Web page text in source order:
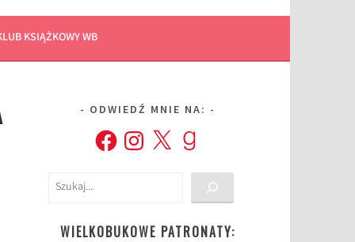
KSIĄŻKOWY WB
ODWIEDŹ MNIE NA:
FacebookInstagram
X Goodreads
Szukaj
WIELKOBUKOWE PATRONATY: